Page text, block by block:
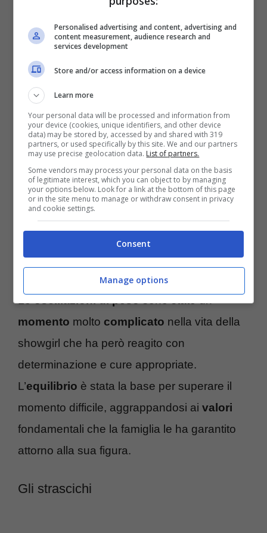
Durante il suopercorso artistico,che l’ha
vista sempre sorridente solare e
grandissima professionista, vi è stato però
il periodo buio della malattia. Nel2002 un
tumore alla tiroide la costringe a fermarsi e a
subire un intervento per l’asportazione totale
con conseguenze psicofisiche molto
provanti.
Leoscillazioni di pesosono state un
momento molto complicato nella vita della
showgirl che ha però reagito con
determinazione e cure appropriate.
L’equilibrio è stata la base per superare il
momento difficile, aggrappandosi ai valori
fondamentali che la famiglia le ha garantito
attorno alla sua figura.
Gli strascichi
Personalised advertising and content, advertising and
content measurement, audience research and
services development
Store and/or access information on a device
Learn more
Your personal data will be processed and information from
your device (cookies, unique identifiers, and other device
data) may be stored by, accessed by and shared with 319
partners, or used specifically by this site. We and our partners
may use precise geolocation data. List of partners.
Some vendors may process your personal data on the basis
of legitimate interest, which you can object to by managing
your options below. Look for a link at the bottom of this page
or in the site menu to manage or withdraw consent in privacy
and cookie settings.
Consent
Manage options